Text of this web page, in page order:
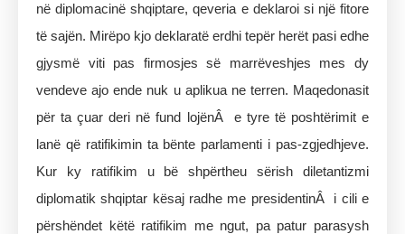
në diplomacinë shqiptare, qeveria e deklaroi si një fitore
të sajën. Mirëpo kjo deklaratë erdhi tepër herët pasi edhe
gjysmë viti pas firmosjes së marrëveshjes mes dy
vendeve ajo ende nuk u aplikua ne terren. Maqedonasit
për ta çuar deri në fund lojënÂ e tyre të poshtërimit e
lanë që ratifikimin ta bënte parlamenti i pas-zgjedhjeve.
Kur ky ratifikim u bë shpërtheu sërish diletantizmi
diplomatik shqiptar kësaj radhe me presidentinÂ i cili e
përshëndet këtë ratifikim me ngut, pa patur parasysh